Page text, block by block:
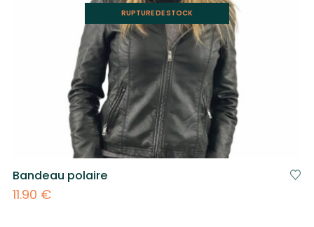
RUPTURE DE STOCK
Bandeau polaire
11.90 €